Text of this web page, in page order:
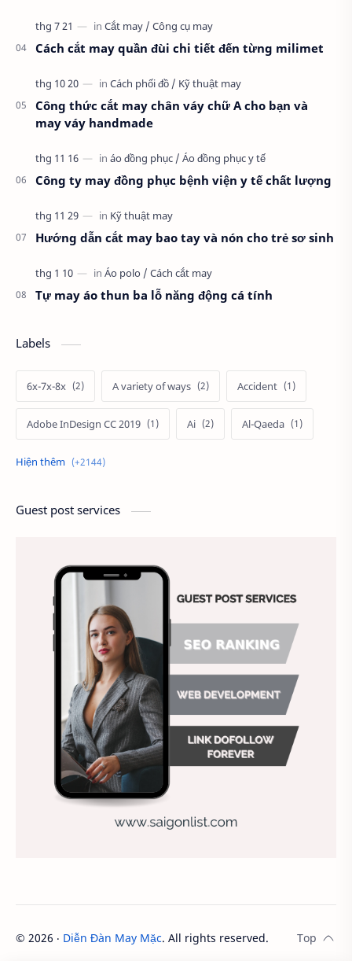
Cách cắt may quần đùi chi tiết đến từng milimet
Công thức cắt may chân váy chữ A cho bạn và
may váy handmade
Công ty may đồng phục bệnh viện y tế chất lượng
Hướng dẫn cắt may bao tay và nón cho trẻ sơ sinh
Tự may áo thun ba lỗ năng động cá tính
Labels
6x-7x-8x A variety of ways Accident
Adobe InDesign CC 2019 Ai Al-Qaeda
Alien Alternative
Ảnh nền chuẩn HD Ảnh nền đẹp
Ảnh nền sinh nhật
Animal Ankle boots Antarctic
Antibodies against Covid-19 Antiquarian
Antiviral antibodies Áo bà ba
Áo bà ba hiện đại Áo bà bầu Áo bác sĩ
Áo bếp trưởng áo công nhân
Guest post services
© 2026 ‧ Diễn Đàn May Mặc. All rights reserved.